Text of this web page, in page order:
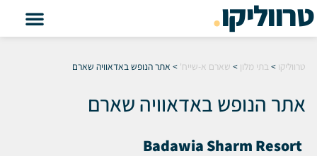
טרווליקו.
טרווליקו > בתי מלון > שארם א-שייח' > אתר הנופש באדאוויה שארם
אתר הנופש באדאוויה שארם
Badawia Sharm Resort